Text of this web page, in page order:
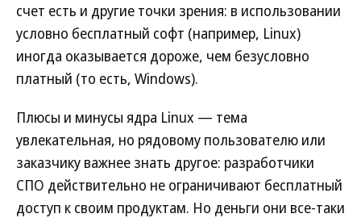
счет есть и другие точки зрения: в использовании
условно бесплатный софт (например, Linux)
иногда оказывается дороже, чем безусловно
платный (то есть, Windows).
Плюсы и минусы ядра Linux — тема
увлекательная, но рядовому пользователю или
заказчику важнее знать другое: разработчики
СПО действительно не ограничивают бесплатный
доступ к своим продуктам. Но деньги они все-таки